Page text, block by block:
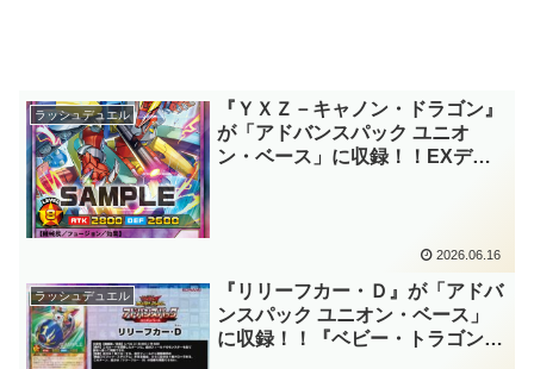
ラッシュデュエル
『ＹＸＺ－キャノン・ドラゴン』
が「アドバンスパック ユニオ
ン・ベース」に収録！！EXデッ
要員となりますね！！【遊戯王ラ
2026.06.16
ラッシュデュエル
『リリーフカー・Ｄ』が「アドバ
ンスパック ユニオン・ベース」
に収録！！『ベビー・トラゴン』